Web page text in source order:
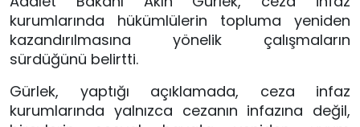
kurumlarında hükümlülerin topluma yeniden
kazandırılmasına yönelik çalışmaların
sürdüğünü belirtti.
Gürlek, yaptığı açıklamada, ceza infaz
kurumlarında yalnızca cezanın infazına değil,